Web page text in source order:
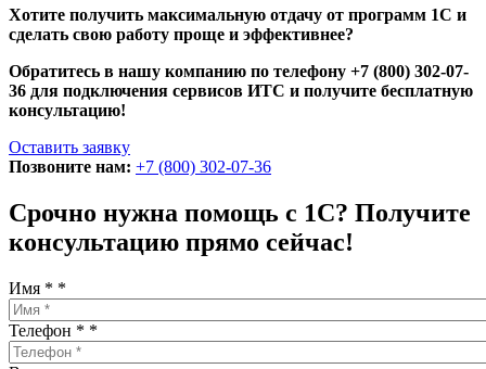
Хотите получить максимальную отдачу от программ 1С и
сделать свою работу проще и эффективнее?
Обратитесь в нашу компанию по телефону +7 (800) 302-07-
36 для подключения сервисов ИТС и получите бесплатную
консультацию!
Оставить заявку
Позвоните нам: +7 (800) 302-07-36
Срочно нужна помощь с 1С? Получите
консультацию прямо сейчас!
Имя * *
Телефон * *